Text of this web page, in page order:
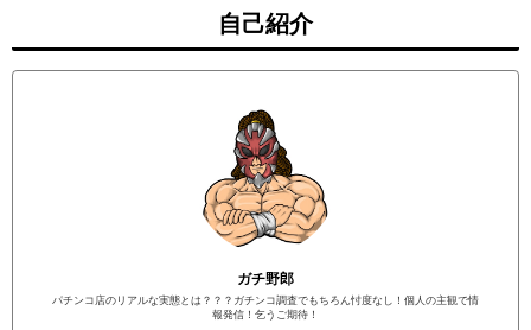
自己紹介
ガチ野郎
パチンコ店のリアルな実態とは？？？ガチンコ調査でもちろん忖度なし！個人の主観で情
報発信！乞うご期待！